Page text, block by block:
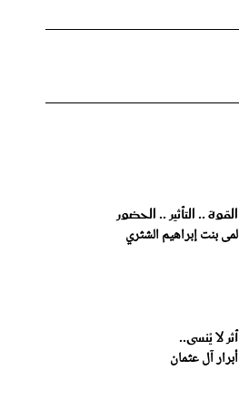
القوة .. التأثير .. الحضور
لمى بنت إبراهيم الشثري
أثر لا يُنسى..
أبرار آل عثمان